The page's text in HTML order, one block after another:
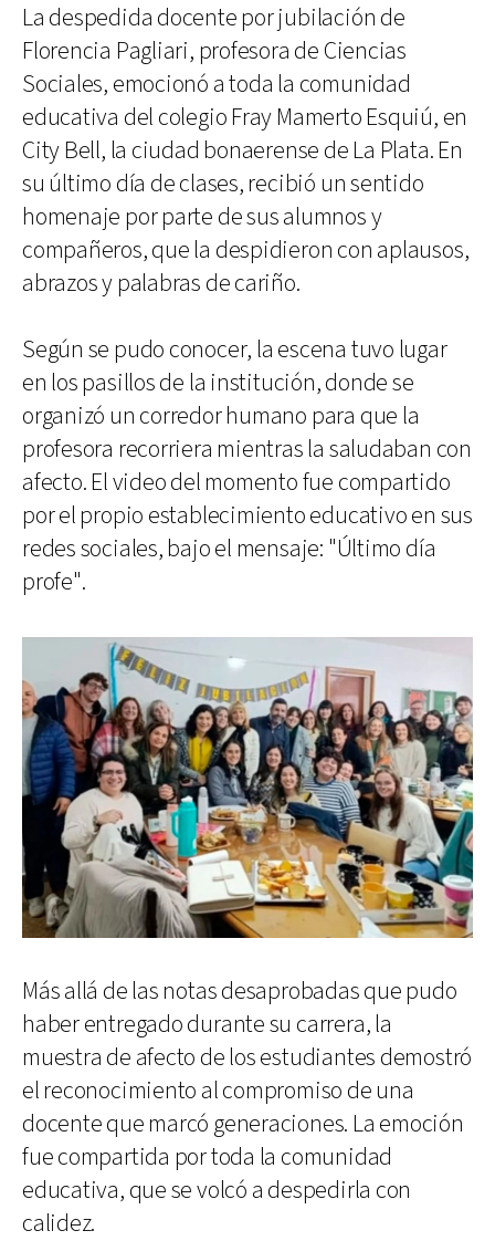
La despedida docente por jubilación de
Florencia Pagliari, profesora de Ciencias
Sociales, emocionó a toda la comunidad
educativa del colegio Fray Mamerto Esquiú, en
City Bell, la ciudad bonaerense de La Plata. En
su último día de clases, recibió un sentido
homenaje por parte de sus alumnos y
compañeros, que la despidieron con aplausos,
abrazos y palabras de cariño.
Según se pudo conocer, la escena tuvo lugar
en los pasillos de la institución, donde se
organizó un corredor humano para que la
profesora recorriera mientras la saludaban con
afecto. El video del momento fue compartido
por el propio establecimiento educativo en sus
redes sociales, bajo el mensaje: "Último día
profe".
Más allá de las notas desaprobadas que pudo
haber entregado durante su carrera, la
muestra de afecto de los estudiantes demostró
el reconocimiento al compromiso de una
docente que marcó generaciones. La emoción
fue compartida por toda la comunidad
educativa, que se volcó a despedirla con
calidez.